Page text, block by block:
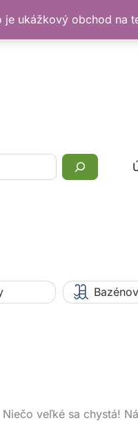
je ukážkový obchod na
Niečo veľké sa chystá!